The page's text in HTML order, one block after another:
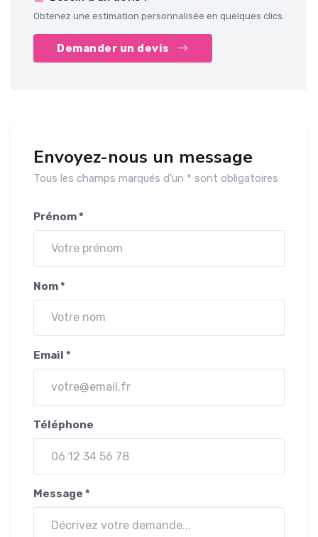
Obtenez une estimation personnalisée en quelques clics.
Demander un devis
Envoyez-nous un message
Tous les champs marqués d'un * sont obligatoires
Prénom *
Nom *
Email *
Téléphone
Message *